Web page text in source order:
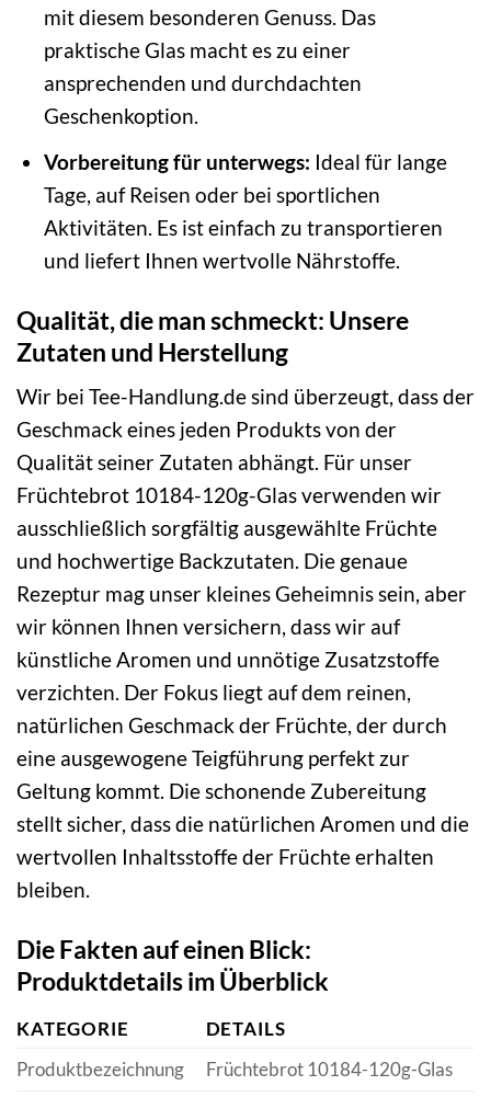
mit diesem besonderen Genuss. Das
praktische Glas macht es zu einer
ansprechenden und durchdachten
Geschenkoption.
Vorbereitung für unterwegs: Ideal für lange
Tage, auf Reisen oder bei sportlichen
Aktivitäten. Es ist einfach zu transportieren
und liefert Ihnen wertvolle Nährstoffe.
Qualität, die man schmeckt: Unsere
Zutaten und Herstellung
Wir bei Tee-Handlung.de sind überzeugt, dass der
Geschmack eines jeden Produkts von der
Qualität seiner Zutaten abhängt. Für unser
Früchtebrot 10184-120g-Glas verwenden wir
ausschließlich sorgfältig ausgewählte Früchte
und hochwertige Backzutaten. Die genaue
Rezeptur mag unser kleines Geheimnis sein, aber
wir können Ihnen versichern, dass wir auf
künstliche Aromen und unnötige Zusatzstoffe
verzichten. Der Fokus liegt auf dem reinen,
natürlichen Geschmack der Früchte, der durch
eine ausgewogene Teigführung perfekt zur
Geltung kommt. Die schonende Zubereitung
stellt sicher, dass die natürlichen Aromen und die
wertvollen Inhaltsstoffe der Früchte erhalten
bleiben.
Die Fakten auf einen Blick:
Produktdetails im Überblick
KATEGORIE
DETAILS
Produktbezeichnung
Früchtebrot 10184-120g-Glas